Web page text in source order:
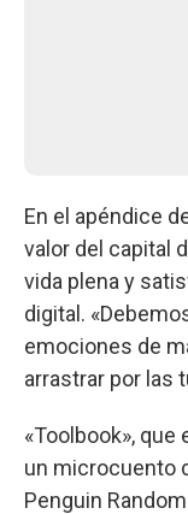
En el apéndice
valor del capital
vida plena y
digital.
emociones de
arrastrar por las
«Toolbook»,
un microcuento
Penguin